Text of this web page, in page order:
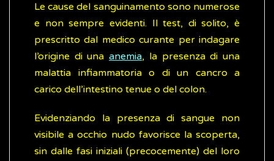
Le cause del sanguinamento sono numerose
e non sempre evidenti. Il test, di solito, è
prescritto dal medico curante per indagare
l’origine di unaanemia, la presenza di una
malattia infiammatoria o di un cancro a
carico dell’intestino tenue o del colon.
Evidenziando la presenza di sangue non
visibile a occhio nudo favorisce la scoperta,
sin dalle fasi iniziali (precocemente) del loro